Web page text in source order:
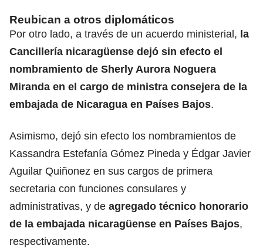
Reubican a otros diplomáticos
Por otro lado, a través de un acuerdo ministerial, la
Cancillería nicaragüense dejó sin efecto el
nombramiento de Sherly Aurora Noguera
Miranda en el cargo de ministra consejera de la
embajada de Nicaragua en Países Bajos.
Asimismo, dejó sin efecto los nombramientos de
Kassandra Estefanía Gómez Pineda y Édgar Javier
Aguilar Quiñonez en sus cargos de primera
secretaria con funciones consulares y
administrativas, y de agregado técnico honorario
de la embajada nicaragüense en Países Bajos,
respectivamente.